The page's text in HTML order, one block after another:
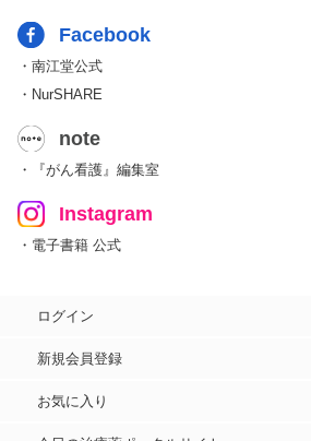
Facebook
・南江堂公式
・NurSHARE
note
・『がん看護』編集室
Instagram
・電子書籍 公式
ログイン
新規会員登録
お気に入り